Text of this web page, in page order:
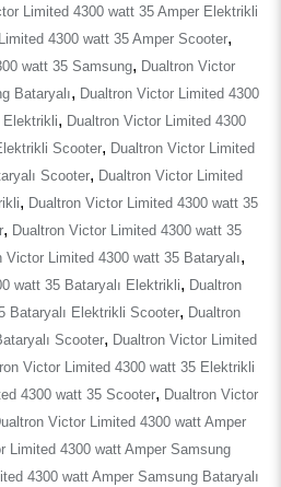
Limited 4300 watt 35 Amper Elektrikli
4300 watt 35 Amper Scooter,
watt 35 Samsung, Dualtron Victor
Bataryalı, Dualtron Victor Limited 4300
Elektrikli, Dualtron Victor Limited 4300
Scooter, Dualtron Victor Limited
Scooter, Dualtron Victor Limited
, Dualtron Victor Limited 4300 watt 35
, Dualtron Victor Limited 4300 watt 35
Victor Limited 4300 watt 35 Bataryalı,
watt 35 Bataryalı Elektrikli, Dualtron
Bataryalı Elektrikli Scooter, Dualtron
Scooter, Dualtron Victor Limited
Victor Limited 4300 watt 35 Elektrikli
4300 watt 35 Scooter, Dualtron Victor
Victor Limited 4300 watt Amper
Limited 4300 watt Amper Samsung
4300 watt Amper Samsung Bataryalı